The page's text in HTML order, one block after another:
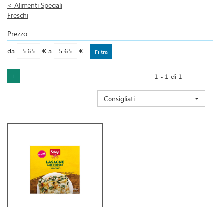
< Alimenti Speciali
Freschi
Prezzo
filtra
da €
filtra
a €
1 1 - 1 di 1
Consigliati